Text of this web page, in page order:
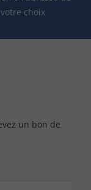
votre choix
un bon de